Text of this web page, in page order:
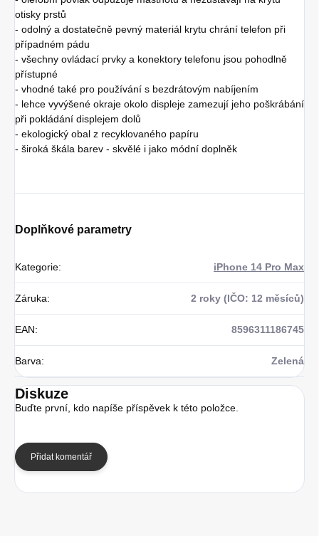
otisky prstů
- odolný a dostatečně pevný materiál krytu chrání telefon při
případném pádu
- všechny ovládací prvky a konektory telefonu jsou pohodlně
přístupné
- vhodné také pro používání s bezdrátovým nabíjením
- lehce vyvýšené okraje okolo displeje zamezují jeho poškrábání
při pokládání displejem dolů
- ekologický obal z recyklovaného papíru
- široká škála barev - skvělé i jako módní doplněk
Doplňkové parametry
Kategorie: iPhone 14 Pro Max
Záruka: 2 roky (IČO: 12 měsíců)
EAN: 8596311186745
Barva: Zelená
Diskuze
Buďte první, kdo napíše příspěvek k této položce.
Přidat komentář